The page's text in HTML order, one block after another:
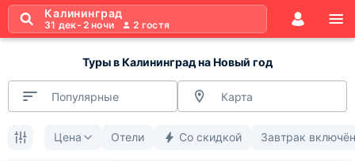
Калининград
31 дек- 2 ночи 2 гостя
Туры в Калининград на Новый год
Популярные Карта
Цена Отели Со скидкой Завтрак включён